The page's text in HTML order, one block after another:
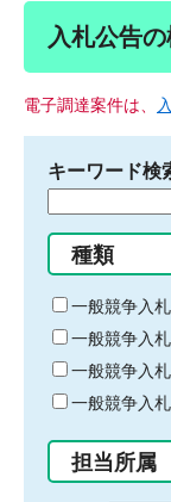
入札公告
電子調達案件は、
キーワード検
る
キ
ー
ワ
ー
ド
入
力
種類
一般競争入
一般競争入札
一般競争入
一般競争入札
担当所属